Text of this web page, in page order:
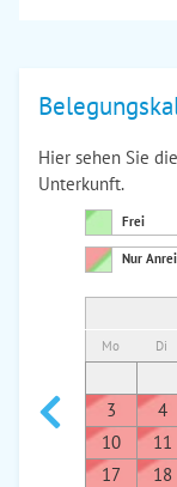
Hier sehen Sie
Unterkunft.
Frei
Nur
Mo Di
3
4
10
11
17
18